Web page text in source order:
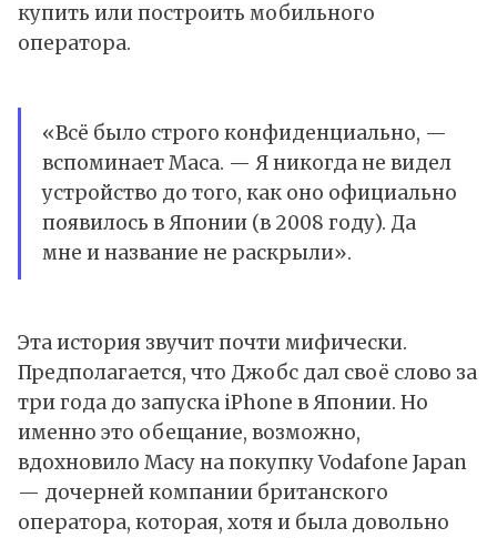
купить или построить мобильного
оператора.
«Всё было строго конфиденциально, —
вспоминает Маса. — Я никогда не видел
устройство до того, как оно официально
появилось в Японии (в 2008 году). Да
мне и название не раскрыли».
Эта история звучит почти мифически.
Предполагается, что Джобс дал своё слово за
три года до запуска iPhone в Японии. Но
именно это обещание, возможно,
вдохновило Масу на покупку Vodafone Japan
— дочерней компании британского
оператора, которая, хотя и была довольно